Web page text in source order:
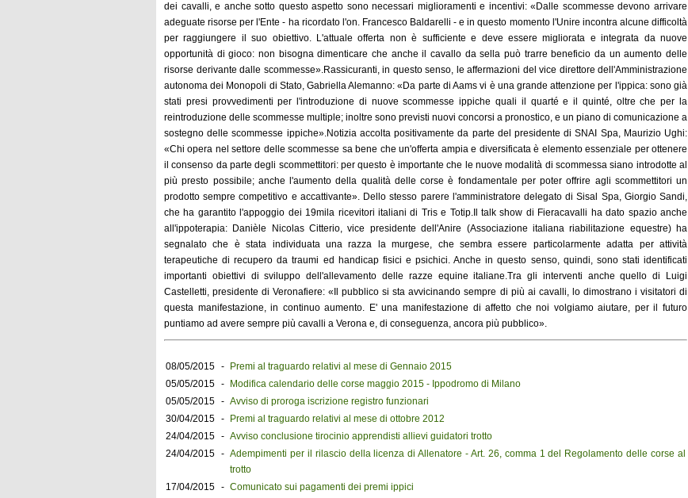
dei cavalli, e anche sotto questo aspetto sono necessari miglioramenti e incentivi: «Dalle scommesse devono arrivare
adeguate risorse per l'Ente - ha ricordato l'on. Francesco Baldarelli - e in questo momento l'Unire incontra alcune difficoltà
per raggiungere il suo obiettivo. L'attuale offerta non è sufficiente e deve essere migliorata e integrata da nuove
opportunità di gioco: non bisogna dimenticare che anche il cavallo da sella può trarre beneficio da un aumento delle
risorse derivante dalle scommesse».Rassicuranti, in questo senso, le affermazioni del vice direttore dell'Amministrazione
autonoma dei Monopoli di Stato, Gabriella Alemanno: «Da parte di Aams vi è una grande attenzione per l'ippica: sono già
stati presi provvedimenti per l'introduzione di nuove scommesse ippiche quali il quarté e il quinté, oltre che per la
reintroduzione delle scommesse multiple; inoltre sono previsti nuovi concorsi a pronostico, e un piano di comunicazione a
sostegno delle scommesse ippiche».Notizia accolta positivamente da parte del presidente di SNAI Spa, Maurizio Ughi:
«Chi opera nel settore delle scommesse sa bene che un'offerta ampia e diversificata è elemento essenziale per ottenere
il consenso da parte degli scommettitori: per questo è importante che le nuove modalità di scommessa siano introdotte al
più presto possibile; anche l'aumento della qualità delle corse è fondamentale per poter offrire agli scommettitori un
prodotto sempre competitivo e accattivante». Dello stesso parere l'amministratore delegato di Sisal Spa, Giorgio Sandi,
che ha garantito l'appoggio dei 19mila ricevitori italiani di Tris e Totip.Il talk show di Fieracavalli ha dato spazio anche
all'ippoterapia: Danièle Nicolas Citterio, vice presidente dell'Anire (Associazione italiana riabilitazione equestre) ha
segnalato che è stata individuata una razza la murgese, che sembra essere particolarmente adatta per attività
terapeutiche di recupero da traumi ed handicap fisici e psichici. Anche in questo senso, quindi, sono stati identificati
importanti obiettivi di sviluppo dell'allevamento delle razze equine italiane.Tra gli interventi anche quello di Luigi
Castelletti, presidente di Veronafiere: «Il pubblico si sta avvicinando sempre di più ai cavalli, lo dimostrano i visitatori di
questa manifestazione, in continuo aumento. E' una manifestazione di affetto che noi volgiamo aiutare, per il futuro
puntiamo ad avere sempre più cavalli a Verona e, di conseguenza, ancora più pubblico».
08/05/2015 -
Premi al traguardo relativi al mese di Gennaio 2015
05/05/2015 -
Modifica calendario delle corse maggio 2015 - Ippodromo di Milano
05/05/2015 - Avviso di proroga iscrizione registro funzionari
30/04/2015 -
Premi al traguardo relativi al mese di ottobre 2012
24/04/2015 - Avviso conclusione tirocinio apprendisti allievi guidatori trotto
24/04/2015 - Adempimenti per il rilascio della licenza di Allenatore - Art. 26, comma 1 del Regolamento delle corse al
trotto
17/04/2015 - Comunicato sui pagamenti dei premi ippici